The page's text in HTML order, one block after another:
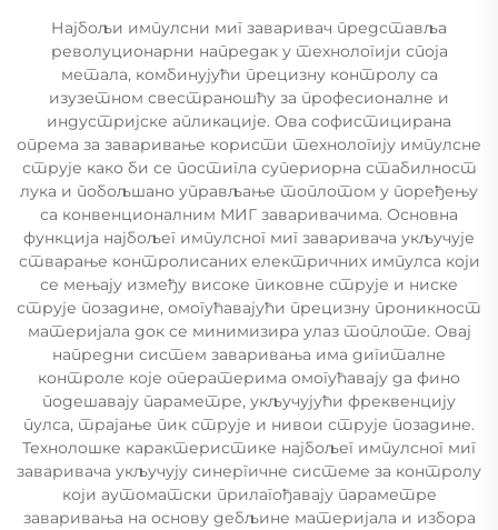
Најбољи импулсни миг заваривач представља
револуционарни напредак у технологији споја
метала, комбинујући прецизну контролу са
изузетном свестраношћу за професионалне и
индустријске апликације. Ова софистицирана
опрема за заваривање користи технологију импулсне
струје како би се постигла супериорна стабилност
лука и побољшано управљање топлотом у поређењу
са конвенционалним МИГ заваривачима. Основна
функција најбољег импулсног миг заваривача укључује
стварање контролисаних електричних импулса који
се мењају између високе пиковне струје и ниске
струје позадине, омогућавајући прецизну проникност
материјала док се минимизира улаз топлоте. Овај
напредни систем заваривања има дигиталне
контроле које оператерима омогућавају да фино
подешавају параметре, укључујући фреквенцију
пулса, трајање пик струје и нивои струје позадине.
Технолошке карактеристике најбољег импулсног миг
заваривача укључују синергичне системе за контролу
који аутоматски прилагођавају параметре
заваривања на основу дебљине материјала и избора